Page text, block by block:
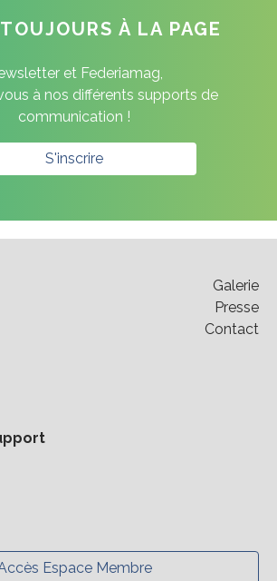
À LA PAGE
et Federiamag,
à nos différents supports de
communication !
S'inscrire
Galerie
Presse
Contact
Espace Membre